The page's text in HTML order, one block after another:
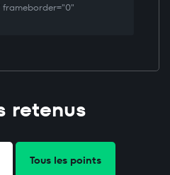
frameborder="0"
retenus
Tous les points